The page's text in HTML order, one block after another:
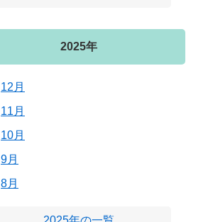
2025年
12月
11月
10月
9月
8月